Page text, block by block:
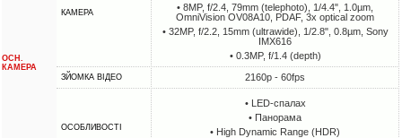
ОСН.
КАМЕРА
КАМЕРА
• 8MP, f/2.4, 79mm (telephoto), 1/4.4", 1.0µm,
OmniVision OV08A10, PDAF, 3x optical zoom
• 32MP, f/2.2, 15mm (ultrawide), 1/2.8", 0.8µm, Sony
IMX616
• 0.3MP, f/1.4 (depth)
ЗЙОМКА ВІДЕО 2160p - 60fps
ОСОБЛИВОСТІ
• LED-спалах
• Панорама
• High Dynamic Range (HDR)